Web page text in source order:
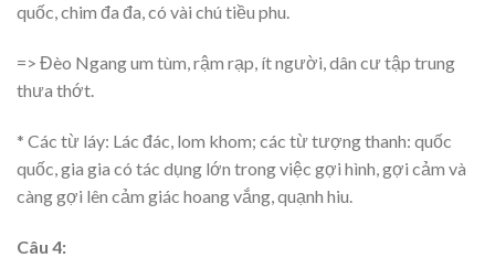
quốc, chim đa đa, có vài chú tiều phu.
=> Đèo Ngang um tùm, rậm rạp, ít người, dân cư tập trung
thưa thớt.
* Các từ láy: Lác đác, lom khom; các từ tượng thanh: quốc
quốc, gia gia có tác dụng lớn trong việc gợi hình, gợi cảm và
càng gợi lên cảm giác hoang vắng, quạnh hiu.
Câu 4: